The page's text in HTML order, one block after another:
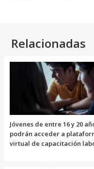
Relacionadas
Jóvenes de entre 16 y 20
podrán acceder a
virtual de capacitación